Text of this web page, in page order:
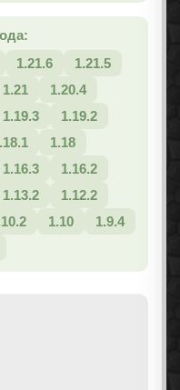
1.21.6
1.21.5
1.21
1.20.4
1.19.3
1.19.2
1.18
1.16.3
1.16.2
1.13.2
1.12.2
1.10
1.9.4